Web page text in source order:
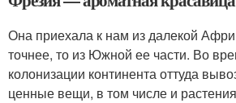
Она приехала к нам из далекой
точнее, то из Южной ее части. Во
колонизации континента оттуда
ценные вещи, в том числе и